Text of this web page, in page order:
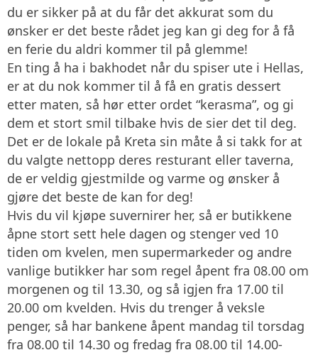
du er sikker på at du får det akkurat som du
ønsker er det beste rådet jeg kan gi deg for å få
en ferie du aldri kommer til på glemme!
En ting å ha i bakhodet når du spiser ute i Hellas,
er at du nok kommer til å få en gratis dessert
etter maten, så hør etter ordet “kerasma”, og gi
dem et stort smil tilbake hvis de sier det til deg.
Det er de lokale på Kreta sin måte å si takk for at
du valgte nettopp deres resturant eller taverna,
de er veldig gjestmilde og varme og ønsker å
gjøre det beste de kan for deg!
Hvis du vil kjøpe suvernirer her, så er butikkene
åpne stort sett hele dagen og stenger ved 10
tiden om kvelen, men supermarkeder og andre
vanlige butikker har som regel åpent fra 08.00 om
morgenen og til 13.30, og så igjen fra 17.00 til
20.00 om kvelden. Hvis du trenger å veksle
penger, så har bankene åpent mandag til torsdag
fra 08.00 til 14.30 og fredag fra 08.00 til 14.00-